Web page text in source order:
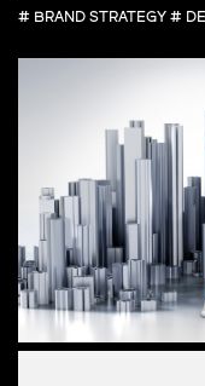
# BRAND STRATEGY #